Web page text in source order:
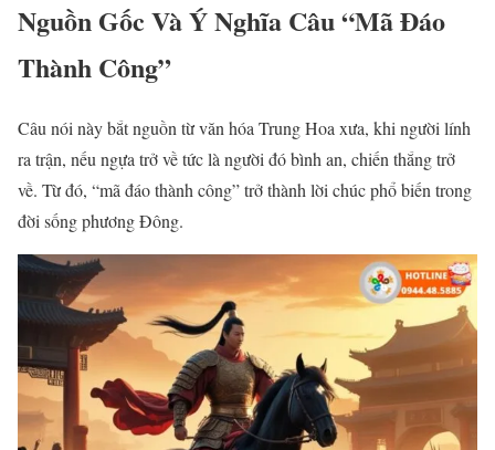
Nguồn Gốc Và Ý Nghĩa Câu “Mã Đáo
Thành Công”
Câu nói này bắt nguồn từ văn hóa Trung Hoa xưa, khi người lính
ra trận, nếu ngựa trở về tức là người đó bình an, chiến thắng trở
về. Từ đó, “mã đáo thành công” trở thành lời chúc phổ biến trong
đời sống phương Đông.